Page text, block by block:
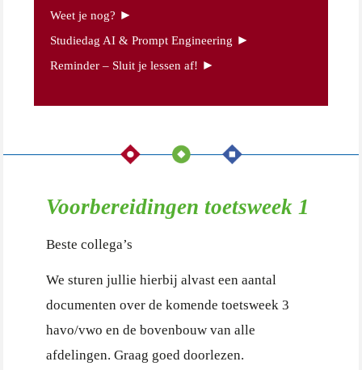
Weet je nog? ►
Studiedag AI & Prompt Engineering ►
Reminder – Sluit je lessen af! ►
Voorbereidingen toetsweek 1
Beste collega’s
We sturen jullie hierbij alvast een aantal
documenten over de komende toetsweek 3
havo/vwo en de bovenbouw van alle
afdelingen. Graag goed doorlezen.